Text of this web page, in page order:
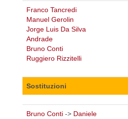
Franco Tancredi
Manuel Gerolin
Jorge Luis Da Silva
Andrade
Bruno Conti
Ruggiero Rizzitelli
Sostituzioni
Bruno Conti -> Daniele